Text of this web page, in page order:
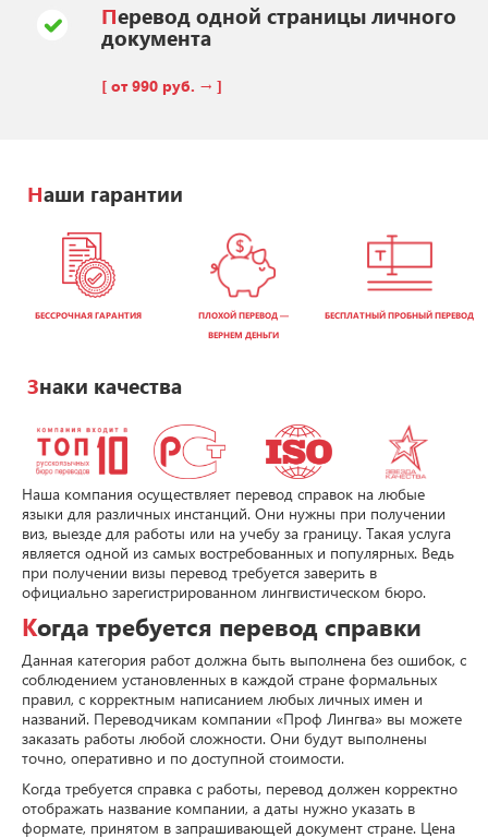
Перевод одной страницы личного
документа
[ от 990 руб. → ]
Наши гарантии
БЕССРОЧНАЯ ГАРАНТИЯ
ПЛОХОЙ ПЕРЕВОД —
ВЕРНЕМ ДЕНЬГИ
БЕСПЛАТНЫЙ ПРОБНЫЙ ПЕРЕВОД
Знаки качества
Наша компания осуществляет перевод справок на любые
языки для различных инстанций. Они нужны при получении
виз, выезде для работы или на учебу за границу. Такая услуга
является одной из самых востребованных и популярных. Ведь
при получении визы перевод требуется заверить в
официально зарегистрированном лингвистическом бюро.
Когда требуется перевод справки
Данная категория работ должна быть выполнена без ошибок, с
соблюдением установленных в каждой стране формальных
правил, с корректным написанием любых личных имен и
названий. Переводчикам компании «Проф Лингва» вы можете
заказать работы любой сложности. Они будут выполнены
точно, оперативно и по доступной стоимости.
Когда требуется справка с работы, перевод должен корректно
отображать название компании, а даты нужно указать в
формате, принятом в запрашивающей документ стране. Цена